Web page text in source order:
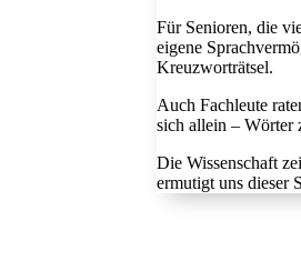
Für Senioren, die
eigene
Kreuzworträtsel.
Auch Fachleute
sich allein – Wörter
Die Wissenschaft
ermutigt uns dieser